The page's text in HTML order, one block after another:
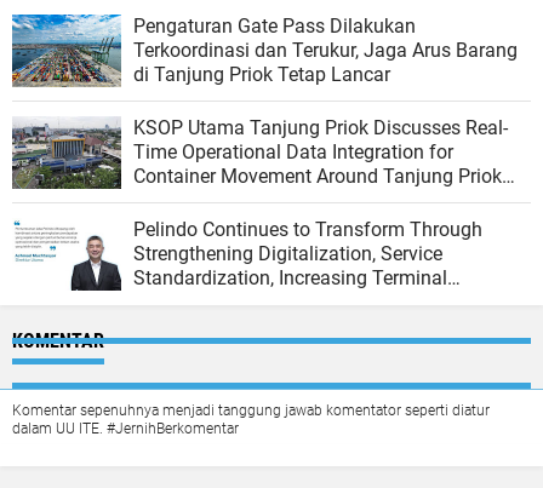
Pengaturan Gate Pass Dilakukan
Terkoordinasi dan Terukur, Jaga Arus Barang
di Tanjung Priok Tetap Lancar
KSOP Utama Tanjung Priok Discusses Real-
Time Operational Data Integration for
Container Movement Around Tanjung Priok
Port
Pelindo Continues to Transform Through
Strengthening Digitalization, Service
Standardization, Increasing Terminal
KOMENTAR
Komentar sepenuhnya menjadi tanggung jawab komentator seperti diatur
dalam UU ITE. #JernihBerkomentar